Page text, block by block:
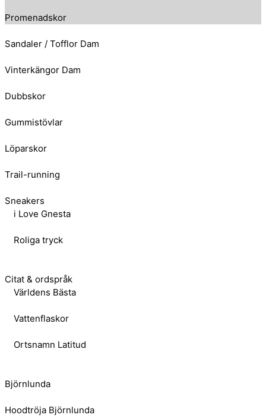
Promenadskor
Sandaler / Tofflor Dam
Vinterkängor Dam
Dubbskor
Gummistövlar
Löparskor
Trail-running
Sneakers
i Love Gnesta
Roliga tryck
Citat & ordspråk
Världens Bästa
Vattenflaskor
Ortsnamn Latitud
Björnlunda
Hoodtröja Björnlunda